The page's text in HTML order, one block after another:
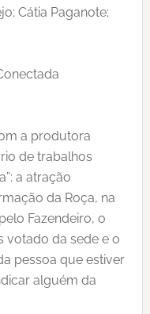
Cátia Paganote;
a produtora
de trabalhos
a atração
da Roça, na
Fazendeiro, o
votado da sede e o
pessoa que estiver
alguém da